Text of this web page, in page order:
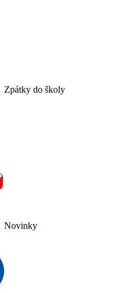
Zpátky do školy
Novinky